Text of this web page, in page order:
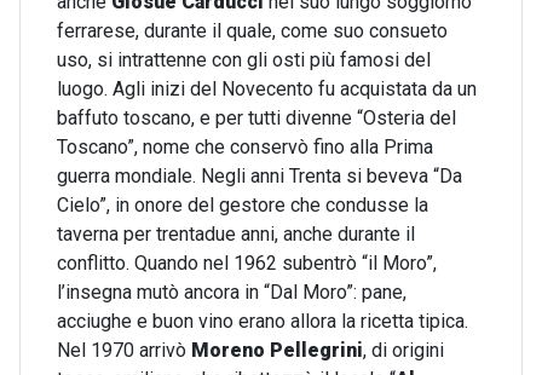
ferrarese, durante il quale, come suo consueto
uso, si intrattenne con gli osti più famosi del
luogo. Agli inizi del Novecento fu acquistata da un
baffuto toscano, e per tutti divenne “Osteria del
Toscano”, nome che conservò fino alla Prima
guerra mondiale. Negli anni Trenta si beveva “Da
Cielo”, in onore del gestore che condusse la
taverna per trentadue anni, anche durante il
conflitto. Quando nel 1962 subentrò “il Moro”,
l’insegna mutò ancora in “Dal Moro”: pane,
acciughe e buon vino erano allora la ricetta tipica.
Nel 1970 arrivò Moreno Pellegrini, di origini